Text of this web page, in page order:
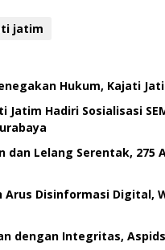
jatim
Hukum, Kajati
Hadiri Sosialisasi
dan Lelang Serentak, 275
Disinformasi Digital,
dengan Integritas,